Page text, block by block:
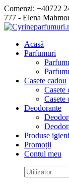
Skip
to
content
Comenzi: +40722
777 - Elena
Facebook
Acasă
Parfumuri
Casete cadou
Casete
Casete
Deodorante
Produse
Promoții
Contul meu